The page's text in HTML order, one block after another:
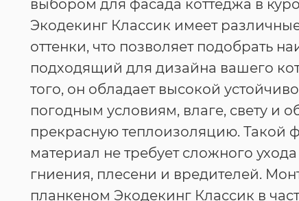
выбором для фасада коттеджа в
Экодекинг Классик имеет
оттенки, что позволяет подобрать
подходящий для дизайна вашего
того, он обладает высокой
погодным условиям, влаге, свету и
прекрасную теплоизоляцию. Такой
материал не требует сложного
гниения, плесени и вредителей.
планкеном Экодекинг Классик в